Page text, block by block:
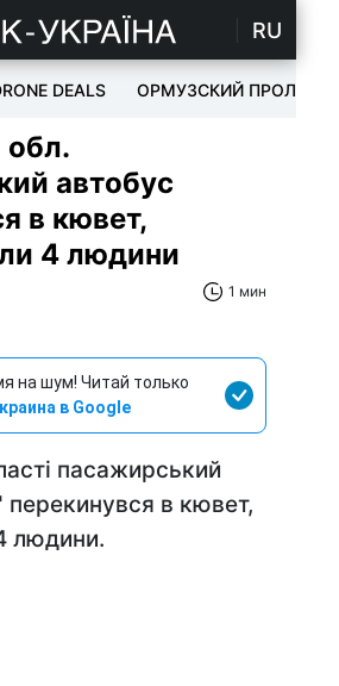
RU
DEALS ОРМУЗСКИЙ ПРОЛИВ
обл.
автобус
в кювет,
4 людини
1 мин
на шум! Читай только
в Google
пасажирський
в кювет,
людини.